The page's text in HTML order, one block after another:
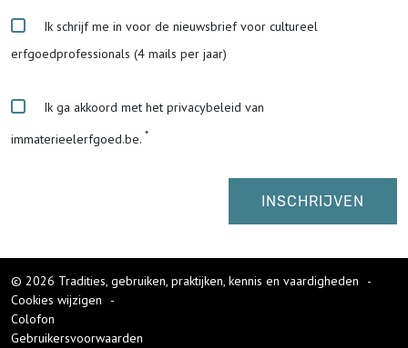
Ik schrijf me in voor de nieuwsbrief voor cultureel
erfgoedprofessionals (4 mails per jaar)
Ik ga akkoord met het privacybeleid van
immaterieelerfgoed.be.
© 2026 Tradities, gebruiken, praktijken, kennis en vaardigheden
-
Cookies wijzigen
-
Colofon
Gebruikersvoorwaarden